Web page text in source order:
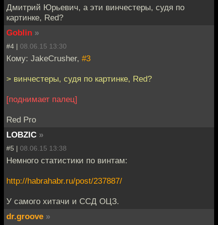
Дмитрий Юрьевич, а эти винчестеры, судя по
картинке, Red?
Goblin »
#4 | 08.06.15 13:30
Кому: JakeCrusher, #3
> винчестеры, судя по картинке, Red?
[поднимает палец]
Red Pro
LOBZIC »
#5 | 08.06.15 13:38
Немного статистики по винтам:
http://habrahabr.ru/post/237887/
У самого хитачи и ССД ОЦЗ.
dr.groove »